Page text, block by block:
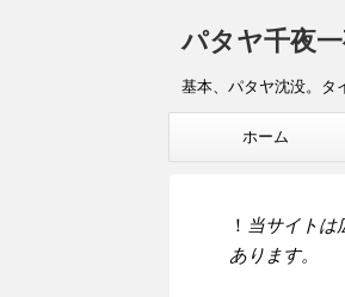
パタヤ千夜
基本、パタヤ沈没。タ
ホーム
！ 当サイトは
あります。